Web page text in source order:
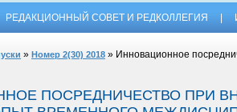
РЕДАКЦИОННЫЙ СОВЕТ И РЕДКОЛЛЕГИЯ
» Номер 2(30) 2018 » Инновационное
ПОСРЕДНИЧЕСТВО ПРИ